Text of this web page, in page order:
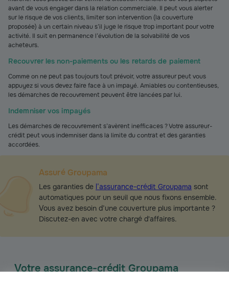
avant de vous engager dans la relation commerciale. Il peut vous alerter
sur le risque de vos clients, limiter son intervention (la couverture
proposée) à un certain niveau s’il juge le risque trop important pour votre
activité. Il suit en permanence l’évolution de la solvabilité de vos
acheteurs.
Recouvrer les non-paiements ou les retards de paiement
Comme on ne peut pas toujours tout prévoir, votre assureur peut vous
appuyez si vous devez faire face à un impayé. Amiables ou contentieuses,
les démarches de recouvrement peuvent être lancées par lui.
Indemniser vos impayés
Les démarches de recouvrement s’avèrent inefficaces ? Votre assureur-
crédit peut vous indemniser dans la limite du contrat et des garanties
accordées.
Assuré Groupama
Les garanties de l’assurance-crédit Groupama sont
automatiques pour un seuil que nous fixons ensemble.
Vous avez besoin d’une couverture plus importante ?
Discutez-en avec votre chargé d'affaires.
Votre assurance-crédit Groupama